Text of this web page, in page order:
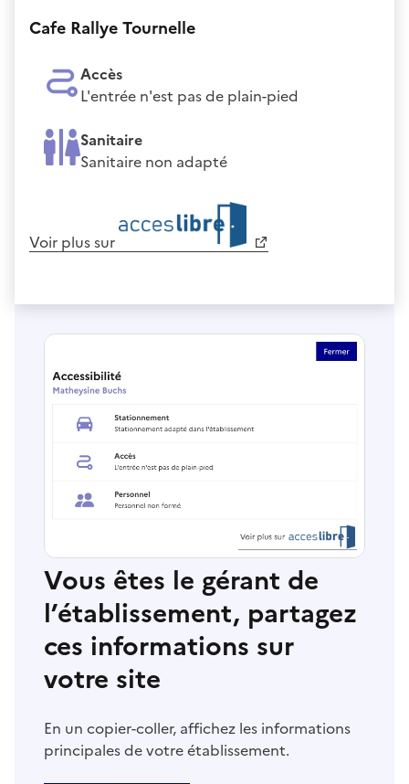
Cafe Rallye Tournelle
Accès
L'entrée n'est pas de plain-pied
Sanitaire
Sanitaire non adapté
Voir plus sur
Vous êtes le gérant de
l’établissement, partagez
ces informations sur
votre site
En un copier-coller, affichez les informations
principales de votre établissement.